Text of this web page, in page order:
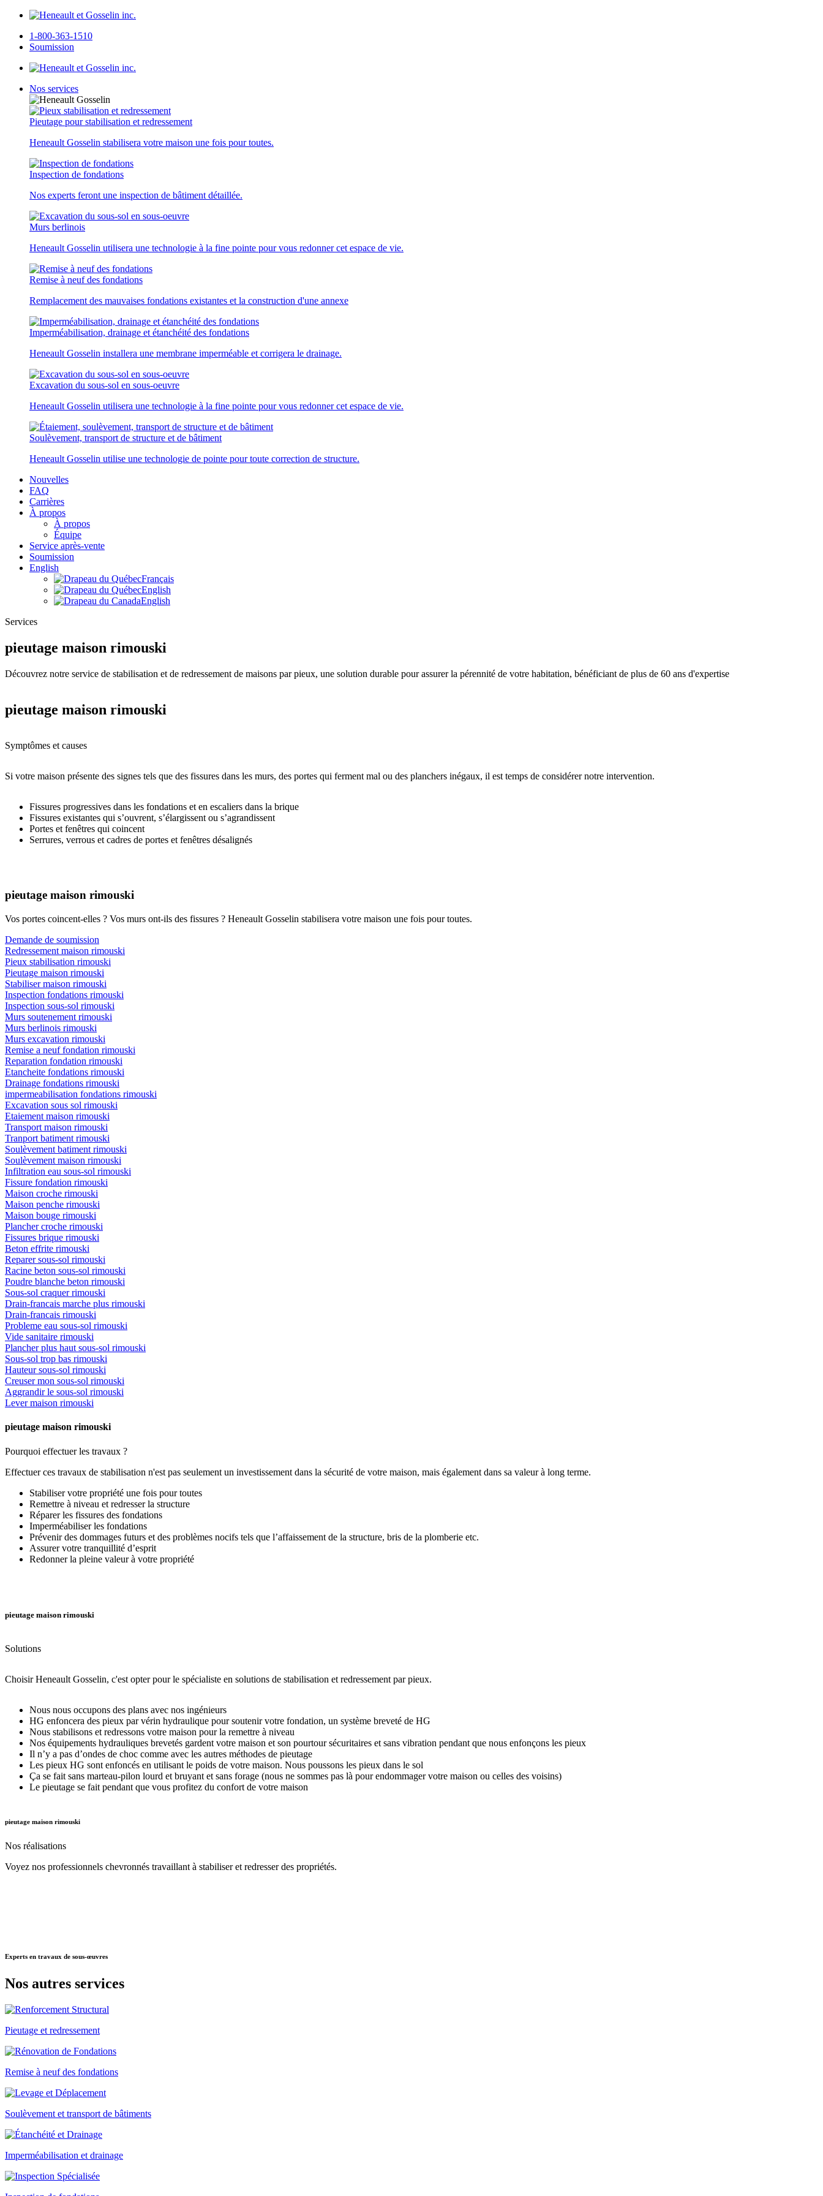
1-800-363-1510
Soumission
Nos services
Pieutage pour stabilisation et redressement
Heneault Gosselin stabilisera votre maison une fois pour toutes.
Inspection de fondations
Nos experts feront une inspection de bâtiment détaillée.
Murs berlinois
Heneault Gosselin utilisera une technologie à la fine pointe pour vous redonner cet espace de vie.
Remise à neuf des fondations
Remplacement des mauvaises fondations existantes et la construction d'une annexe
Imperméabilisation, drainage et étanchéité des fondations
Heneault Gosselin installera une membrane imperméable et corrigera le drainage.
Excavation du sous-sol en sous-oeuvre
Heneault Gosselin utilisera une technologie à la fine pointe pour vous redonner cet espace de vie.
Soulèvement, transport de structure et de bâtiment
Heneault Gosselin utilise une technologie de pointe pour toute correction de structure.
Nouvelles
FAQ
Carrières
À propos
À propos
Équipe
Service après-vente
Soumission
English
Français
English
English
Services
pieutage maison rimouski
Découvrez notre service de stabilisation et de redressement de maisons par pieux, une solution durable pour assurer la pérennité de votre habitation, bénéficiant de plus de 60 ans d'expertise
pieutage maison rimouski
Symptômes et causes
Si votre maison présente des signes tels que des fissures dans les murs, des portes qui ferment mal ou des planchers inégaux, il est temps de considérer notre intervention.
Fissures progressives dans les fondations et en escaliers dans la brique
Fissures existantes qui s’ouvrent, s’élargissent ou s’agrandissent
Portes et fenêtres qui coincent
Serrures, verrous et cadres de portes et fenêtres désalignés
pieutage maison rimouski
Vos portes coincent-elles ? Vos murs ont-ils des fissures ? Heneault Gosselin stabilisera votre maison une fois pour toutes.
Demande de soumission
Redressement maison rimouski
Pieux stabilisation rimouski
Pieutage maison rimouski
Stabiliser maison rimouski
Inspection fondations rimouski
Inspection sous-sol rimouski
Murs soutenement rimouski
Murs berlinois rimouski
Murs excavation rimouski
Remise a neuf fondation rimouski
Reparation fondation rimouski
Etancheite fondations rimouski
Drainage fondations rimouski
impermeabilisation fondations rimouski
Excavation sous sol rimouski
Etaiement maison rimouski
Transport maison rimouski
Tranport batiment rimouski
Soulèvement batiment rimouski
Soulèvement maison rimouski
Infiltration eau sous-sol rimouski
Fissure fondation rimouski
Maison croche rimouski
Maison penche rimouski
Maison bouge rimouski
Plancher croche rimouski
Fissures brique rimouski
Beton effrite rimouski
Reparer sous-sol rimouski
Racine beton sous-sol rimouski
Poudre blanche beton rimouski
Sous-sol craquer rimouski
Drain-francais marche plus rimouski
Drain-francais rimouski
Probleme eau sous-sol rimouski
Vide sanitaire rimouski
Plancher plus haut sous-sol rimouski
Sous-sol trop bas rimouski
Hauteur sous-sol rimouski
Creuser mon sous-sol rimouski
Aggrandir le sous-sol rimouski
Lever maison rimouski
pieutage maison rimouski
Pourquoi effectuer les travaux ?
Effectuer ces travaux de stabilisation n'est pas seulement un investissement dans la sécurité de votre maison, mais également dans sa valeur à long terme.
Stabiliser votre propriété une fois pour toutes
Remettre à niveau et redresser la structure
Réparer les fissures des fondations
Imperméabiliser les fondations
Prévenir des dommages futurs et des problèmes nocifs tels que l’affaissement de la structure, bris de la plomberie etc.
Assurer votre tranquillité d’esprit
Redonner la pleine valeur à votre propriété
pieutage maison rimouski
Solutions
Choisir Heneault Gosselin, c'est opter pour le spécialiste en solutions de stabilisation et redressement par pieux.
Nous nous occupons des plans avec nos ingénieurs
HG enfoncera des pieux par vérin hydraulique pour soutenir votre fondation, un système breveté de HG
Nous stabilisons et redressons votre maison pour la remettre à niveau
Nos équipements hydrauliques brevetés gardent votre maison et son pourtour sécuritaires et sans vibration pendant que nous enfonçons les pieux
Il n’y a pas d’ondes de choc comme avec les autres méthodes de pieutage
Les pieux HG sont enfoncés en utilisant le poids de votre maison. Nous poussons les pieux dans le sol
Ça se fait sans marteau-pilon lourd et bruyant et sans forage (nous ne sommes pas là pour endommager votre maison ou celles des voisins)
Le pieutage se fait pendant que vous profitez du confort de votre maison
pieutage maison rimouski
Nos réalisations
Voyez nos professionnels chevronnés travaillant à stabiliser et redresser des propriétés.
Experts en travaux de sous-œuvres
Nos autres services
Pieutage et redressement
Remise à neuf des fondations
Soulèvement et transport de bâtiments
Imperméabilisation et drainage